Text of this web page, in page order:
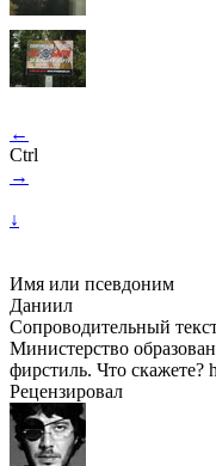
←
Ctrl
→
↓
Имя или псевдоним
Даниил
Сопроводительный
Министерство
фирстиль. Что скажете?
Рецензировал